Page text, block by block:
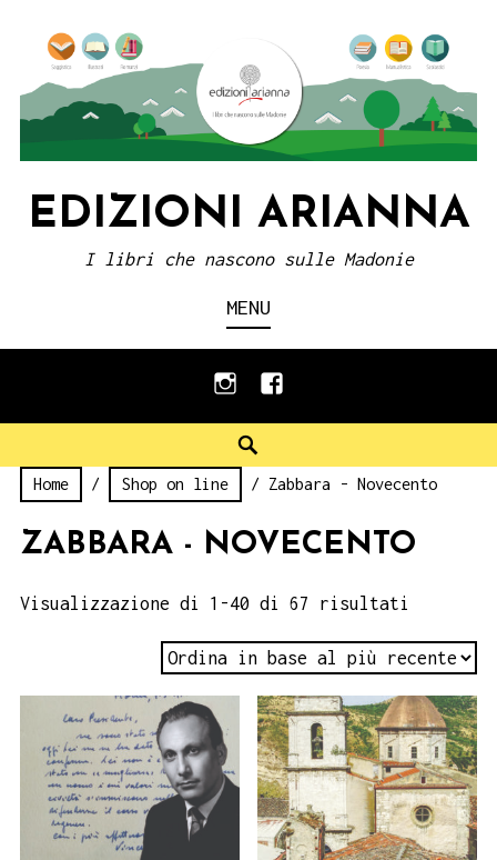
content
EDIZIONI ARIANNA
I libri che nascono sulle Madonie
MENU
instagramfacebook
Home / Shop on line / Zabbara - Novecento
ZABBARA - NOVECENTO
Visualizzazione di 1-40 di 67 risultati